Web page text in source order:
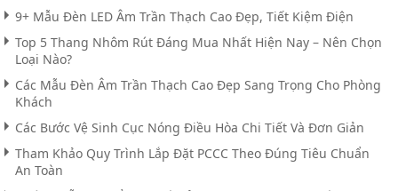
9+ Mẫu Đèn LED Âm Trần Thạch Cao Đẹp, Tiết Kiệm Điện
Top 5 Thang Nhôm Rút Đáng Mua Nhất Hiện Nay – Nên Chọn
Loại Nào?
Các Mẫu Đèn Âm Trần Thạch Cao Đẹp Sang Trọng Cho Phòng
Khách
Các Bước Vệ Sinh Cục Nóng Điều Hòa Chi Tiết Và Đơn Giản
Tham Khảo Quy Trình Lắp Đặt PCCC Theo Đúng Tiêu Chuẩn
An Toàn